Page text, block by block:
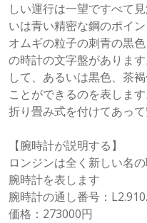
しい運行は一望ですべて
いは青い精密な鋼のポイ
オムギの粒子の刺青の黒
の時計の文字盤がありま
して、あるいは黒色、茶
ことができるのを表しま
折り畳み式を付けてあっ
【腕時計が説明する】
ロンジンは全く新しい名
腕時計を表します
腕時計の通し番号：
価格：273000円